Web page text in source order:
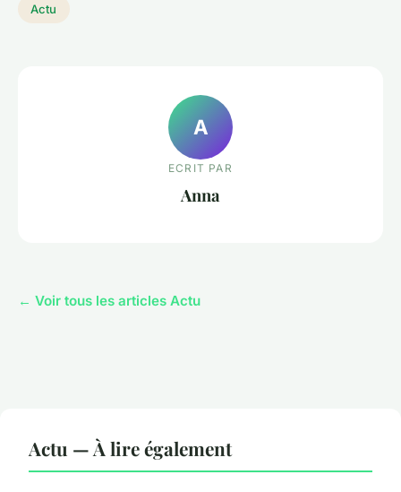
Actu
A
ECRIT PAR
Anna
← Voir tous les articles Actu
Actu — À lire également